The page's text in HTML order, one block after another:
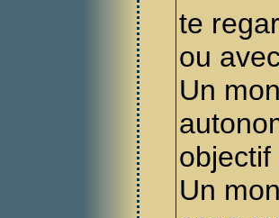
te
ou
Un
objectif
Un